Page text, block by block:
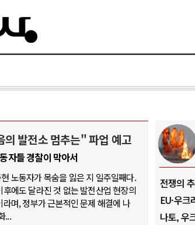
의 발전소 멈추는" 파업 예고
자들 경찰이 막아서
노동자가 목숨을 잃은 지 일주일째다.
에도 달라진 것 없는 발전산업 현장의
며, 정부가 근본적인 문제 해결에 나
...
AI와 인간
가 공세로 글로벌 토큰 시..
드 구상 놓고 미국 진보진영 ..
센터 반대 투쟁은 새로운 글로..
전쟁의
EU·우
나토, 우